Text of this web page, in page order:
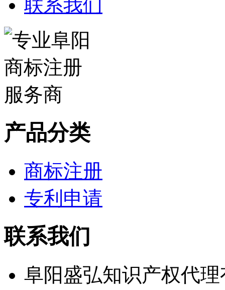
联系我们
产品分类
商标注册
专利申请
联系我们
阜阳盛弘知识产权代